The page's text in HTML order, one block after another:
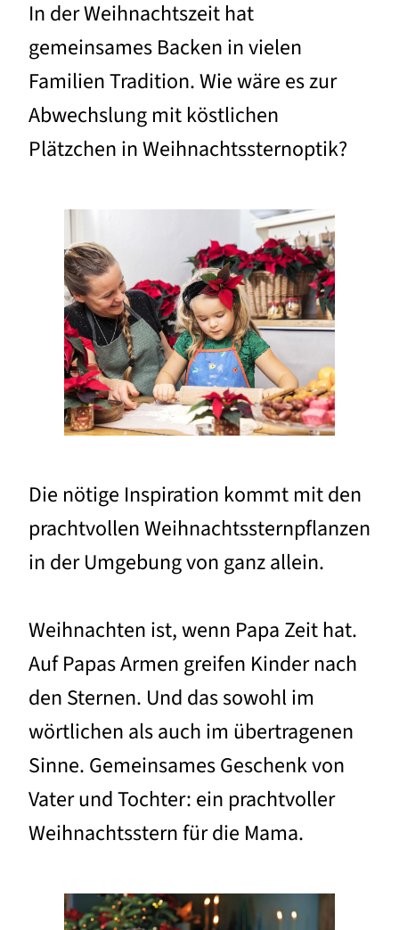
In der Weihnachtszeit hat
gemeinsames Backen in vielen
Familien Tradition. Wie wäre es zur
Abwechslung mit köstlichen
Plätzchen in Weihnachtssternoptik?
Die nötige Inspiration kommt mit den
prachtvollen Weihnachtssternpflanzen
in der Umgebung von ganz allein.
Weihnachten ist, wenn Papa Zeit hat.
Auf Papas Armen greifen Kinder nach
den Sternen. Und das sowohl im
wörtlichen als auch im übertragenen
Sinne. Gemeinsames Geschenk von
Vater und Tochter: ein prachtvoller
Weihnachtsstern für die Mama.